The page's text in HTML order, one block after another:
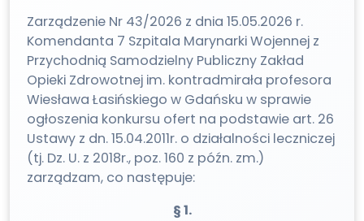
Zarządzenie Nr 43/2026 z dnia 15.05.2026 r.
Komendanta 7 Szpitala Marynarki Wojennej z
Przychodnią Samodzielny Publiczny Zakład
Opieki Zdrowotnej im. kontradmirała profesora
Wiesława Łasińskiego w Gdańsku w sprawie
ogłoszenia konkursu ofert na podstawie art. 26
Ustawy z dn. 15.04.2011r. o działalności leczniczej
(tj. Dz. U. z 2018r., poz. 160 z późn. zm.)
zarządzam, co następuje:
§ 1.